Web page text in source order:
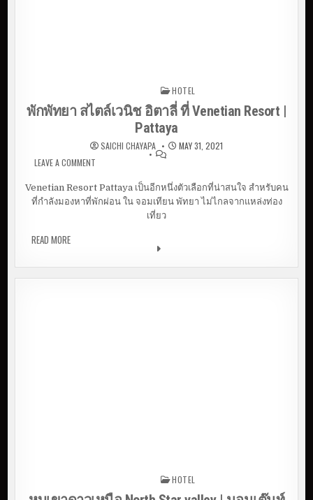
HOTEL
พักพัทยา สไตล์เวนิช อิตาลี่ ที่ Venetian Resort |
Pattaya
SAICHI CHAYAPA
MAY 31, 2021
LEAVE A COMMENTON พักพัทยา สไตล์เวนิช อิตาลี่ ที่ VENETIAN RESORT |
Venetian Resort Pattaya เป็นอีกหนึ่งตัวเลือกที่น่าสนใจ สำหรับคน
ที่กำลังมองหาที่พักผ่อน ใน จอมเทียน พัทยา ไม่ไกลจากแหล่งท่อง
เที่ยว
READ MOREพักพัทยา สไตล์เวนิช อิตาลี่ ที่ VENETIAN RESORT | PATTAYA
HOTEL